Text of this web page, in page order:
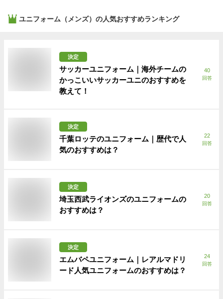
ユニフォーム（メンズ） の人気おすすめランキング
決定
サッカーユニフォーム｜海外チームの
かっこいいサッカーユニのおすすめを
教えて！
40
回答
決定
千葉ロッテのユニフォーム｜歴代で人
気のおすすめは？
22
回答
決定
埼玉西武ライオンズのユニフォームの
おすすめは？
20
回答
決定
エムバペユニフォーム｜レアルマドリ
ード人気ユニフォームのおすすめは？
24
回答